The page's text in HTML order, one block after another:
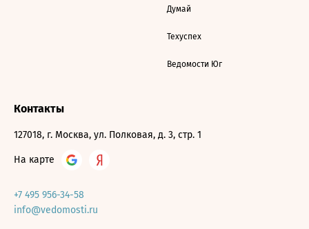
Думай
Техуспех
Ведомости Юг
Контакты
127018, г. Москва, ул. Полковая, д. 3, стр. 1
На карте
+7 495 956-34-58
info@vedomosti.ru